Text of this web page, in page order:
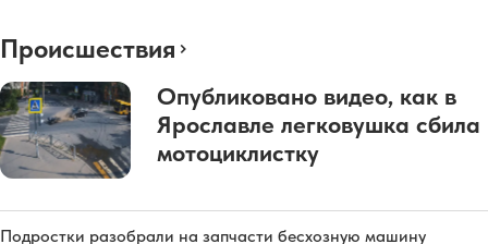
Происшествия
Опубликовано видео, как в
Ярославле легковушка сбила
мотоциклистку
Подростки разобрали на запчасти бесхозную машину